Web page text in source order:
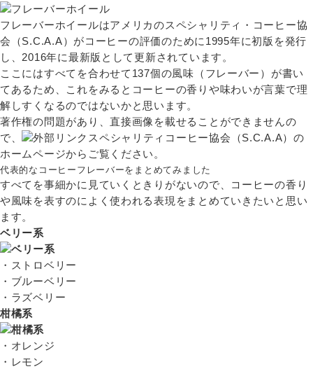
フレーバーホイールはアメリカのスペシャリティ・コーヒー協
会（S.C.A.A）がコーヒーの評価のために1995年に初版を発行
し、2016年に最新版として更新されています。
ここにはすべてを合わせて137個の風味（フレーバー）が書い
てあるため、これをみるとコーヒーの香りや味わいが言葉で理
解しすくなるのではないかと思います。
著作権の問題があり、直接画像を載せることができませんの
で、
スペシャリティコーヒー協会（S.C.A.A）の
ホームページからご覧ください。
代表的なコーヒーフレーバーをまとめてみました
すべてを事細かに見ていくときりがないので、コーヒーの香り
や風味を表すのによく使われる表現をまとめていきたいと思い
ます。
ベリー系
・ストロベリー
・ブルーベリー
・ラズベリー
柑橘系
・オレンジ
・レモン